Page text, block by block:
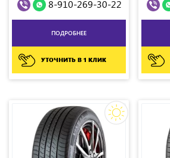
8-910-269-30-22
ПОДРОБНЕЕ
УТОЧНИТЬ В 1 КЛИК